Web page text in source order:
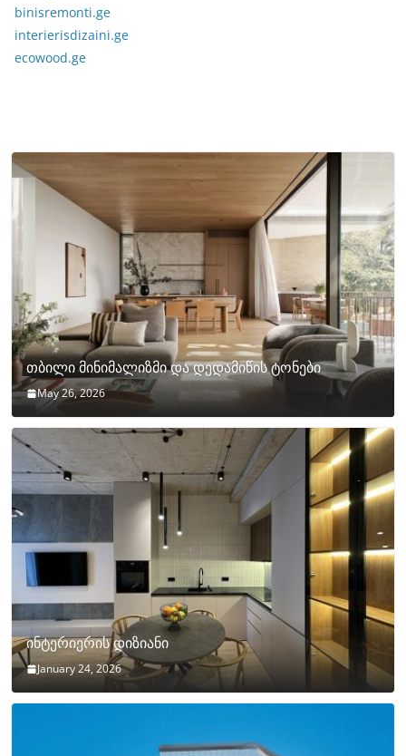
binisremonti.ge
interierisdizaini.ge
ecowood.ge
თბილი მინიმალიზმი და დედამიწის ტონები
May 26, 2026
ინტერიერის დიზიანი
January 24, 2026